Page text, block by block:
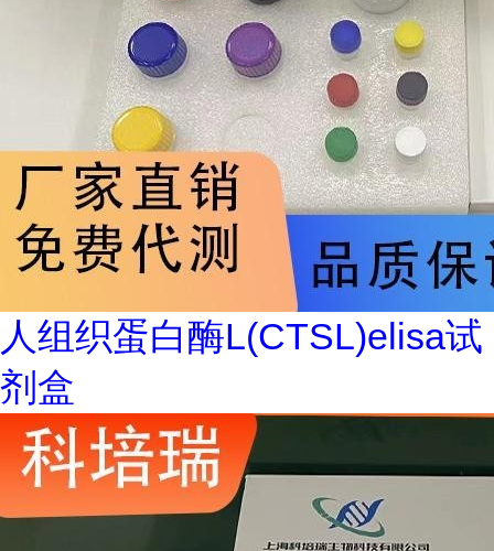
人组织蛋白酶L(CTSL)elisa试
剂盒